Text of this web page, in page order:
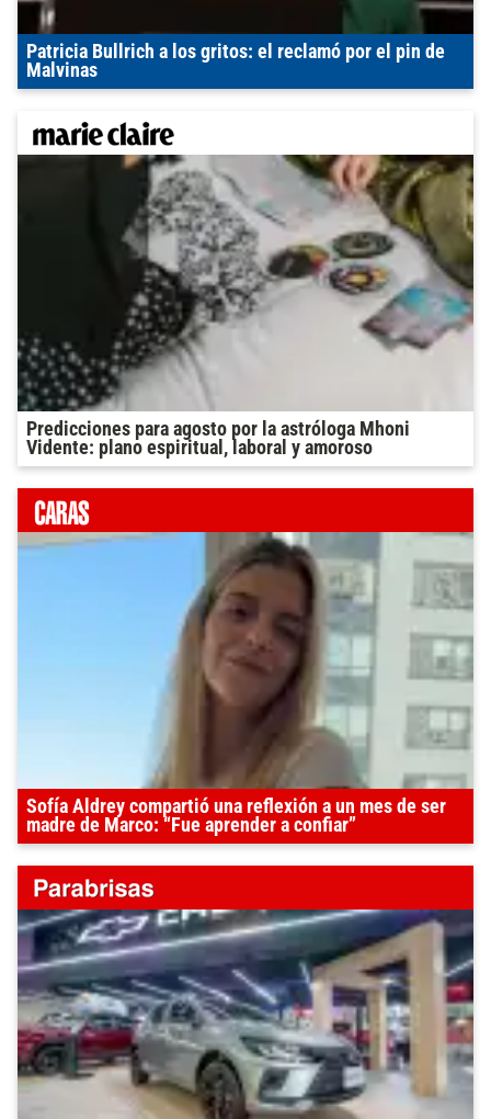
Patricia Bullrich a los gritos: el reclamó por el pin de
Malvinas
Predicciones para agosto por la astróloga Mhoni
Vidente: plano espiritual, laboral y amoroso
Sofía Aldrey compartió una reflexión a un mes de ser
madre de Marco: “Fue aprender a confiar”